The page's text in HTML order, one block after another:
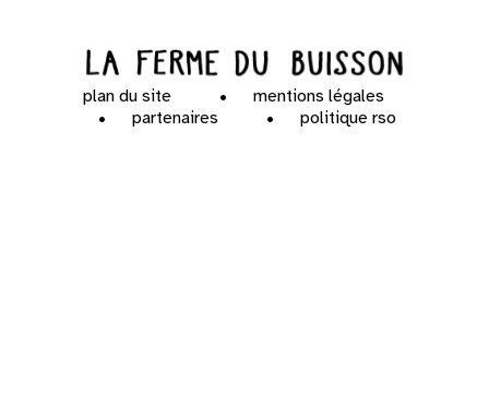
plan du site
mentions légales
partenaires
politique rso